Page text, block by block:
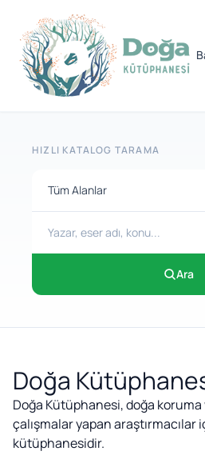
HIZLI KATALOG TARAMA
Ara
Doğa
Doğa Kütüphanesi, doğa
çalışmalar yapan
kütüphanesidir.